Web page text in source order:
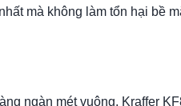
mà không làm tổn hại bề
ngàn mét vuông, Kraffer